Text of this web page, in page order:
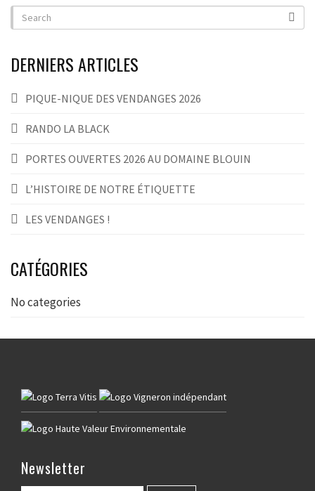
DERNIERS ARTICLES
PIQUE-NIQUE DES VENDANGES 2026
RANDO LA BLACK
PORTES OUVERTES 2026 AU DOMAINE BLOUIN
L’HISTOIRE DE NOTRE ÉTIQUETTE
LES VENDANGES !
CATÉGORIES
No categories
Newsletter